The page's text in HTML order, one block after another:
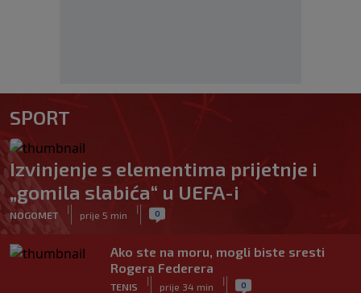
SPORT
Izvinjenje s elementima prijetnje i
„gomila slabića“ u UEFA-i
NOGOMET
|
prije 5 min
| 0
Ako ste na moru, mogli biste sresti
Rogera Federera
TENIS
|
prije 34 min
| 0